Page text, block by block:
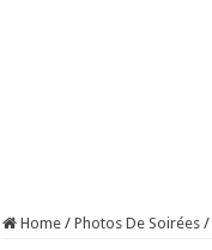
Home / Photos De Soirées /